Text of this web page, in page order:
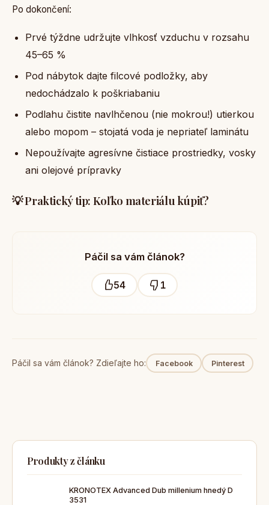
Po dokončení:
Prvé týždne udržujte vlhkosť vzduchu v rozsahu
45–65 %
Pod nábytok dajte filcové podložky, aby
nedochádzalo k poškriabaniu
Podlahu čistite navlhčenou (nie mokrou!) utierkou
alebo mopom – stojatá voda je nepriateľ laminátu
Nepoužívajte agresívne čistiace prostriedky, vosky
ani olejové prípravky
💡 Praktický tip: Koľko materiálu kúpiť?
Páčil sa vám článok?
54 1
Páčil sa vám článok? Zdieľajte ho: Facebook Pinterest
Produkty z článku
KRONOTEX Advanced Dub millenium hnedý D
3531